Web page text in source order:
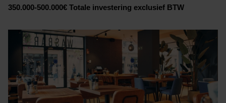
350.000-500.000€ Totale investering exclusief BTW